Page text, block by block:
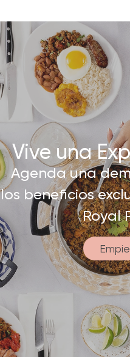
Vive una
Agenda una
los beneficios
Royal